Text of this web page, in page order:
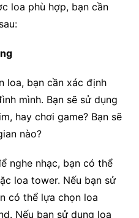
loa phù hợp, bạn cần
loa, bạn cần xác định
mình. Bạn sẽ sử dụng
hay chơi game? Bạn sẽ
nào?
nghe nhạc, bạn có thể
loa tower. Nếu bạn sử
có thể lựa chọn loa
Nếu bạn sử dụng loa